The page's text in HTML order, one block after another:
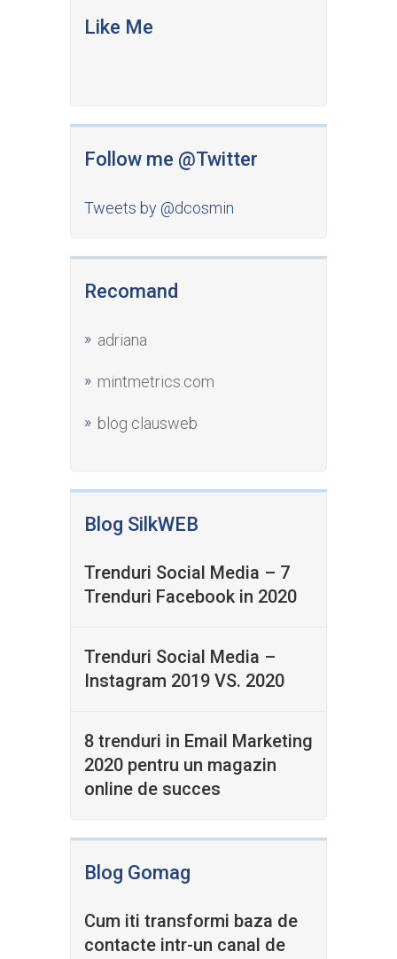
Like Me
Follow me @Twitter
Tweets by @dcosmin
Recomand
adriana
mintmetrics.com
blog clausweb
Blog SilkWEB
Trenduri Social Media – 7
Trenduri Facebook in 2020
Trenduri Social Media –
Instagram 2019 VS. 2020
8 trenduri in Email Marketing
2020 pentru un magazin
online de succes
Blog Gomag
Cum iti transformi baza de
contacte intr-un canal de